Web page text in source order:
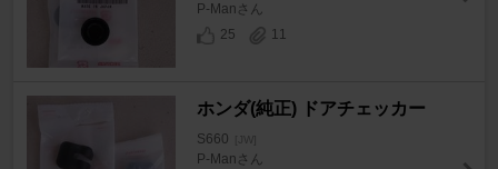
P-Manさん
25
11
ホンダ(純正) ドアチェッカー
S660 [JW]
P-Manさん